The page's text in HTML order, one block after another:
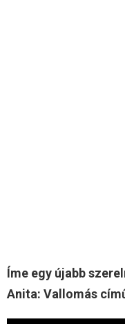
Íme egy újabb
Anita: Vallomás